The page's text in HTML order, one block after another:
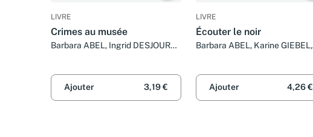
LIVRE
Crimes au musée
Barbara ABEL, Ingrid DESJOURS,
Ajouter 3,19 €
LIVRE
Écouter le noir
Barbara ABEL, Karine GIEBEL,
Ajouter
4,26 €